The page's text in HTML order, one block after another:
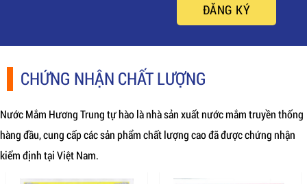
ĐĂNG KÝ
CHỨNG NHẬN CHẤT LƯỢNG
Nước Mắm Hương Trung tự hào là nhà sản xuất nước mắm truyền thống
hàng đầu, cung cấp các sản phẩm chất lượng cao đã được chứng nhận
kiểm định tại Việt Nam.